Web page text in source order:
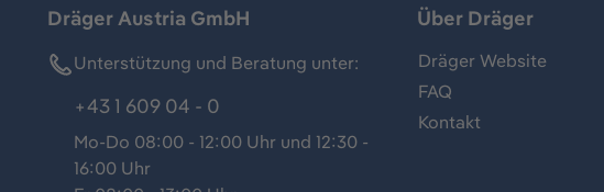
Dräger Austria GmbH
Unterstützung und Beratung unter:
+43 1 609 04 - 0
Mo-Do 08:00 - 12:00 Uhr und 12:30 -
16:00 Uhr
Über Dräger
Dräger Website
FAQ
Kontakt